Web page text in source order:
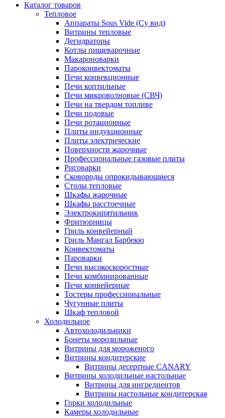
Каталог товаров
Тепловое
Аппараты Sous Vide (Су вид)
Витрины тепловые
Дегидраторы
Котлы пищеварочные
Макароноварки
Пароконвектоматы
Печи конвекционные
Печи коптильные
Печи микроволновые (СВЧ)
Печи на твердом топливе
Печи подовые
Печи ротационные
Плиты индукционные
Плиты электрические
Поверхности жарочные
Профессиональные газовые плиты
Рисоварки
Сковороды опрокидывающиеся
Столы тепловые
Шкафы жарочные
Шкафы расстоечные
Электрокипятильник
Фритюрницы
Гриль конвейерный
Гриль Мангал Барбекю
Конвектоматы
Пароварки
Печи высокоскоростные
Печи комбинированные
Печи конвейерные
Тостеры профессиональные
Чугунные плиты
Шкаф тепловой
Холодильное
Автохолодильники
Бонеты морозильные
Витрины для мороженого
Витрины кондитерские
Витрины десертные CANARY
Витрины холодильные настольные
Витрины для ингредиентов
Витрины настольные кондитерская
Горки холодильные
Камеры холодильные